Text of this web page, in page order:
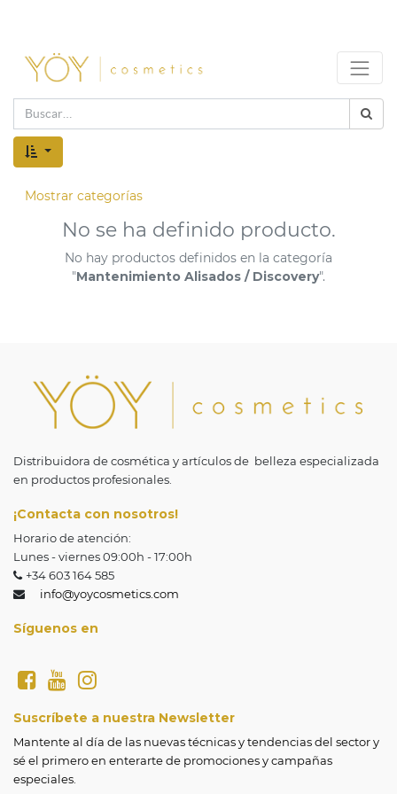
Mostrar categorías
No se ha definido producto.
No hay productos definidos en la categoría
"Mantenimiento Alisados / Discovery".
Distribuidora de cosmética y artículos de belleza especializada
en productos profesionales.
¡Contacta con nosotros!
Horario de atención:
Lunes - viernes 09:00h - 17:00h
+34 603 164 585
info@yoycosmetics.com
Síguenos en
Suscríbete a nuestra Newsletter
Mantente al día de las nuevas técnicas y tendencias del sector y
sé el primero en enterarte de promociones y campañas
especiales.